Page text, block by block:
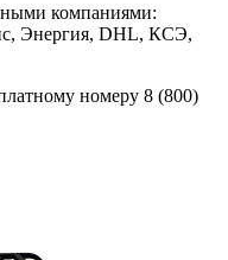
компаниями:
Энергия, DHL, КСЭ,
номеру 8 (800)